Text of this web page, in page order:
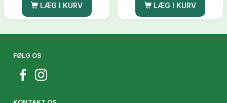
LÆG I KURV LÆG I KURV
FØLG OS